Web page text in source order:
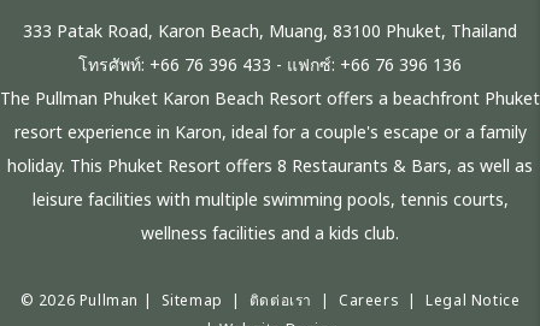
333 Patak Road, Karon Beach, Muang, 83100 Phuket, Thailand
โทรศัพท์: +66 76 396 433 - แฟกซ์: +66 76 396 136
The Pullman Phuket Karon Beach Resort offers a beachfront Phuket
resort experience in Karon, ideal for a couple's escape or a family
holiday. This Phuket Resort offers 8 Restaurants & Bars, as well as
leisure facilities with multiple swimming pools, tennis courts,
wellness facilities and a kids club.
© 2026 Pullman | Sitemap | ติดต่อเรา | Careers |Legal Notice